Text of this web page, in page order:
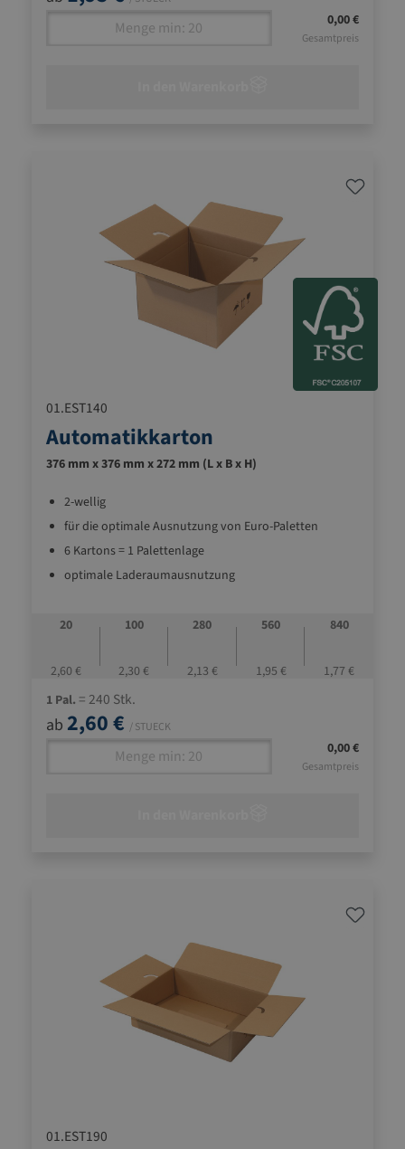
0,00 €
Gesamtpreis
01.EST140
Automatikkarton
376 mm x 376 mm x 272 mm (L x B x H)
2-wellig
für die optimale Ausnutzung von Euro-Paletten
6 Kartons = 1 Palettenlage
optimale Laderaumausnutzung
0711)
Transportmittel geeignet
20
2,60 €
100
2,30 €
280
2,13 €
560
1,95 €
840
1,77 €
1 Pal. = 240 Stk.
ab 2,60 € / STUECK
0,00 €
Gesamtpreis
01.EST190